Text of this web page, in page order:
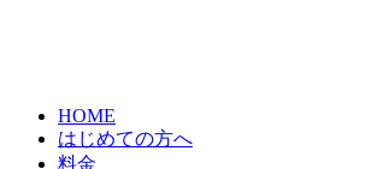
HOME
はじめての方へ
料金